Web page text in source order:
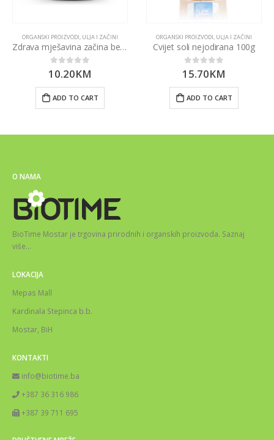
ORGANSKI PROIZVODI, ULJA I ZAČINI
Zdrava mješavina začina bez soli 500g Nutrigold
0 out of 5
10.20KM
ADD TO CART
ORGANSKI PROIZVODI, ULJA I ZAČINI
Cvijet soli nejodirana 100g
0 out of 5
15.70KM
ADD TO CART
O NAMA
BioTime Mostar je trgovina prirodnih i organskih proizvoda. Saznaj
više…
LOKACIJA
Mepas Mall
Kardinala Stepinca b.b.
Mostar, BiH
KONTAKTI
info@biotime.ba
+387 36 316 986
+387 39 711 695